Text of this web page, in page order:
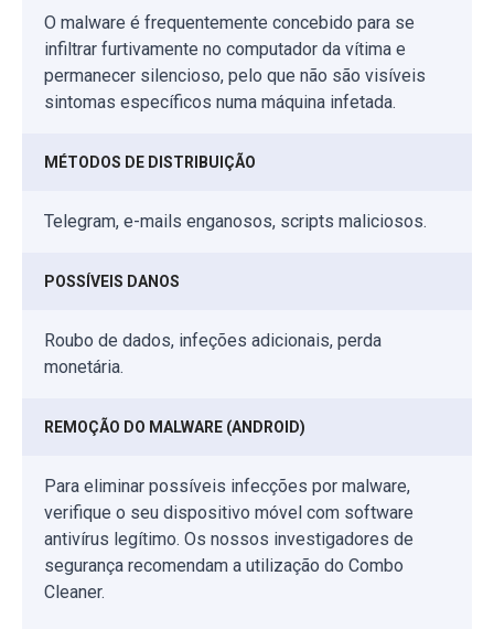
O malware é frequentemente concebido para se
infiltrar furtivamente no computador da vítima e
permanecer silencioso, pelo que não são visíveis
sintomas específicos numa máquina infetada.
MÉTODOS DE DISTRIBUIÇÃO
Telegram, e-mails enganosos, scripts maliciosos.
POSSÍVEIS DANOS
Roubo de dados, infeções adicionais, perda
monetária.
REMOÇÃO DO MALWARE (ANDROID)
Para eliminar possíveis infecções por malware,
verifique o seu dispositivo móvel com software
antivírus legítimo. Os nossos investigadores de
segurança recomendam a utilização do Combo
Cleaner.